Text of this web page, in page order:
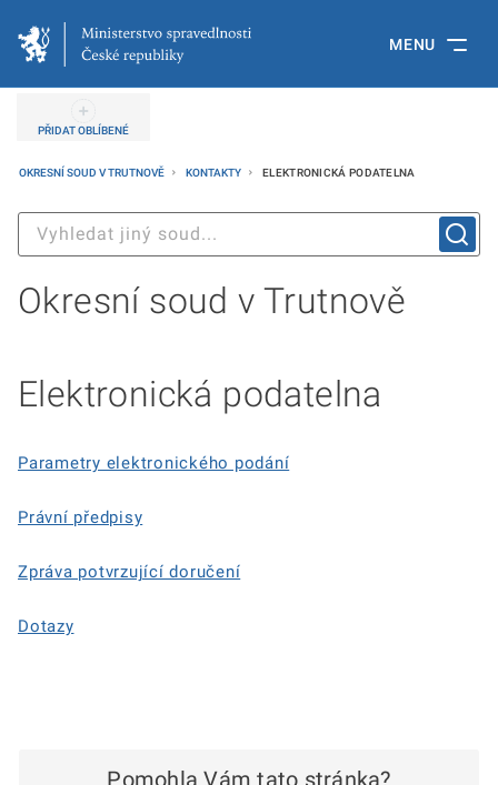
MENU
PŘIDAT OBLÍBENÉ
OKRESNÍ SOUD V TRUTNOVĚ KONTAKTY ELEKTRONICKÁ PODATELNA
Okresní soud v Trutnově
Elektronická podatelna
Parametry elektronického podání
Právní předpisy
Zpráva potvrzující doručení
Dotazy
Pomohla Vám tato stránka?